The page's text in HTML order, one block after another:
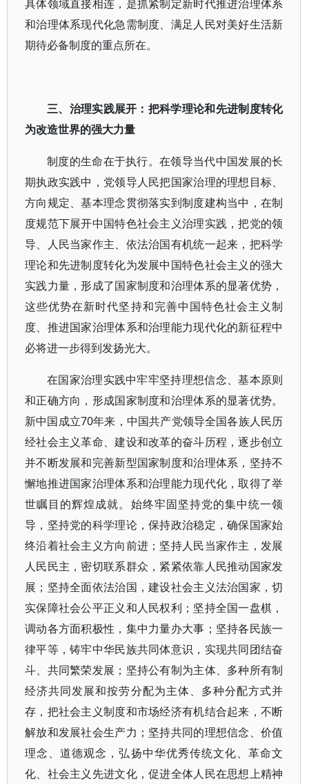
具体领域直接相连，是抓紧制定新时代推进治理体系
和治理体系现代化急需制度、满足人民对美好生活新
期待必备制度的重点所在。
三、治理实践展开：把科学理论和先进制度转化
为改造世界的强大力量
制度的生命在于执行。在领导当代中国发展的长
期执政实践中，党领导人民把国家治理的理想目标、
方向规定、基本理念贯彻落实到制度建构当中，在制
度规范下展开中国特色社会主义治理实践，把党的领
导、人民当家作主、依法治国有机统一起来，把科学
理论和先进制度转化为发展中国特色社会主义的强大
实践力量，形成了国家制度和治理体系的显著优势，
这些优势在新时代坚持和完善中国特色社会主义制
度、推进国家治理体系和治理能力现代化的新征程中
必将进一步得到发扬光大。
在国家治理实践中牢牢坚持理想信念、基本原则
和正确方向，形成国家制度和治理体系的显著优势。
新中国成立70年来，中国共产党领导全国各族人民历
经社会主义革命、建设和改革的奋斗历程，逐步创立
并不断发展和完善新型国家制度和治理体系，坚持不
懈地推进国家治理体系和治理能力现代化，取得了举
世瞩目的辉煌成就。始终牢固坚持党的集中统一领
导，坚持党的科学理论，保持政治稳定，确保国家始
终沿着社会主义方向前进；坚持人民当家作主，发展
人民民主，密切联系群众，紧紧依靠人民推动国家发
展；坚持全面依法治国，建设社会主义法治国家，切
实保障社会公平正义和人民权利；坚持全国一盘棋，
调动各方面积极性，集中力量办大事；坚持各民族一
律平等，铸牢中华民族共同体意识，实现共同团结奋
斗、共同繁荣发展；坚持公有制为主体、多种所有制
经济共同发展和按劳分配为主体、多种分配方式并
存，把社会主义制度和市场经济有机结合起来，不断
解放和发展社会生产力；坚持共同的理想信念、价值
理念、道德观念，弘扬中华优秀传统文化、革命文
化、社会主义先进文化，促进全体人民在思想上精神